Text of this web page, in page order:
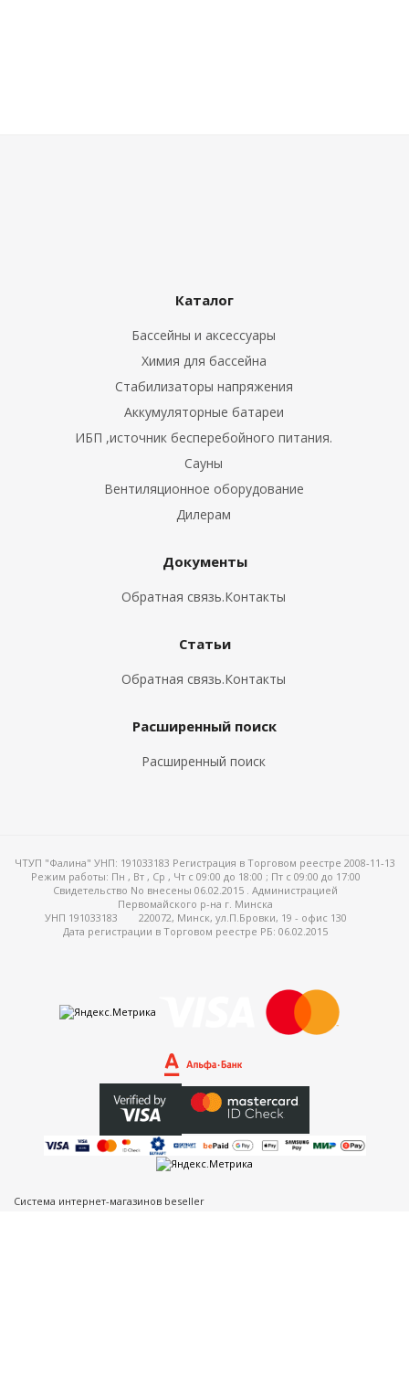
Каталог
Бассейны и аксессуары
Химия для бассейна
Стабилизаторы напряжения
Аккумуляторные батареи
ИБП ,источник бесперебойного питания.
Сауны
Вентиляционное оборудование
Дилерам
Документы
Обратная связь.Контакты
Статьи
Обратная связь.Контакты
Расширенный поиск
Расширенный поиск
ЧТУП "Фалина" УНП: 191033183 Регистрация в Торговом реестре 2008-11-13
Режим работы: Пн , Вт , Ср , Чт c 09:00 до 18:00 ; Пт c 09:00 до 17:00
Свидетельство No внесены 06.02.2015 . Администрацией
Первомайского р-на г. Минска
УНП 191033183
220072, Минск, ул.П.Бровки, 19 - офис 130
Дата регистрации в Торговом реестре РБ: 06.02.2015
Система интернет-магазинов beseller